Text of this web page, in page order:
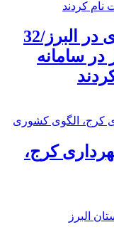
کاهش نرخ بیکاری در البرز/32
در سامانه
کرج،